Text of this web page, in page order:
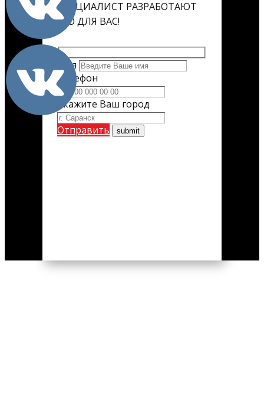
СПЕЦИАЛИСТ РАЗРАБОТАЮТ
ЕГО ДЛЯ ВАС!
Имя
Телефон
Укажите Ваш город
Отправить